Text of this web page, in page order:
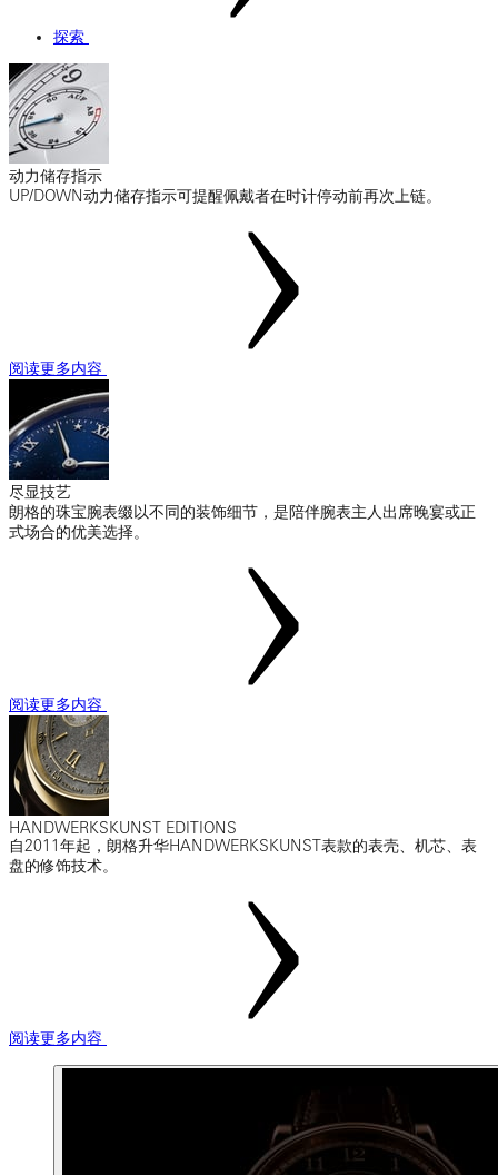
探索
动力储存指示
UP/DOWN动力储存指示可提醒佩戴者在时计停动前再次上链。
阅读更多内容
尽显技艺
朗格的珠宝腕表缀以不同的装饰细节，是陪伴腕表主人出席晚宴或正
式场合的优美选择。
阅读更多内容
HANDWERKSKUNST EDITIONS
自2011年起，朗格升华HANDWERKSKUNST表款的表壳、机芯、表
盘的修饰技术。
阅读更多内容